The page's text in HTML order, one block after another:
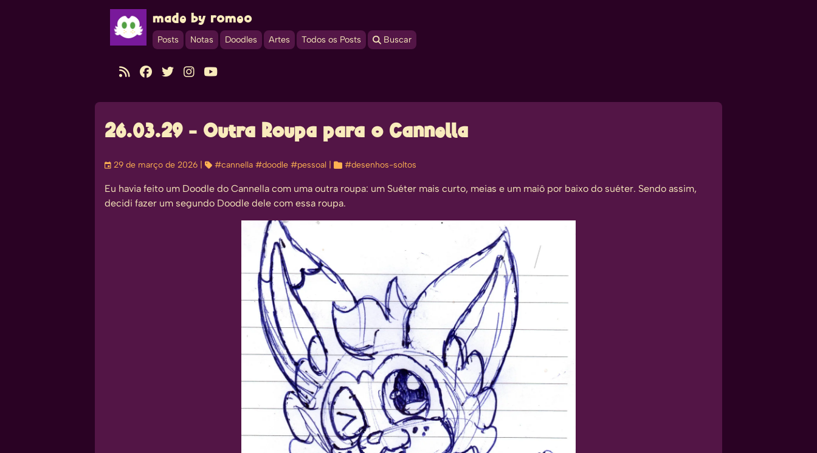
made by romeo
Posts Notas Doodles Artes Todos os Posts  Buscar
    
26.03.29 - Outra Roupa para o Cannella
󰃭 29 de março de 2026 |  #cannella #doodle #pessoal |  #desenhos-soltos
Eu havia feito um Doodle do Cannella com uma outra roupa: um Suéter mais curto, meias e um maiô por baixo do suéter. Sendo assim,
decidi fazer um segundo Doodle dele com essa roupa.